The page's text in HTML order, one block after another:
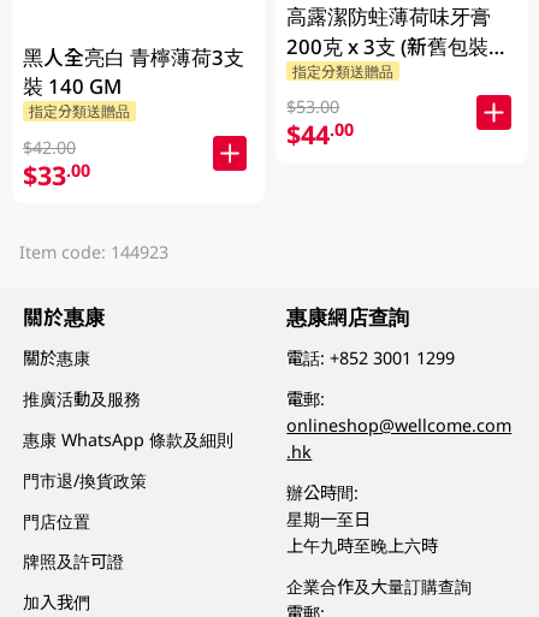
黑人全亮白 青檸薄荷3支
裝 140 GM
指定分類送贈品
$42.00
$33.00
高露潔防蛀薄荷味牙膏
200克 x 3支 (新舊包裝隨
機發送)
指定分類送贈品
$53.00
$44.00
Item code: 144923
關於惠康
關於惠康
推廣活動及服務
惠康 WhatsApp 條款及細則
門市退/換貨政策
門店位置
牌照及許可證
加入我們
惠康網店查詢
電話:+852 3001 1299
電郵:
onlineshop@wellcome.com
.hk
辦公時間:
星期一至日
上午九時至晚上六時
企業合作及大量訂購查詢
電郵: